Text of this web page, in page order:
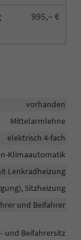
995,– €
vorhanden
Mittelarmlehne
elektrisch 4-fach
Klimaautomatik
Lenkradheizung
Sitzheizung
und Beifahrer
und Beifahrersitz